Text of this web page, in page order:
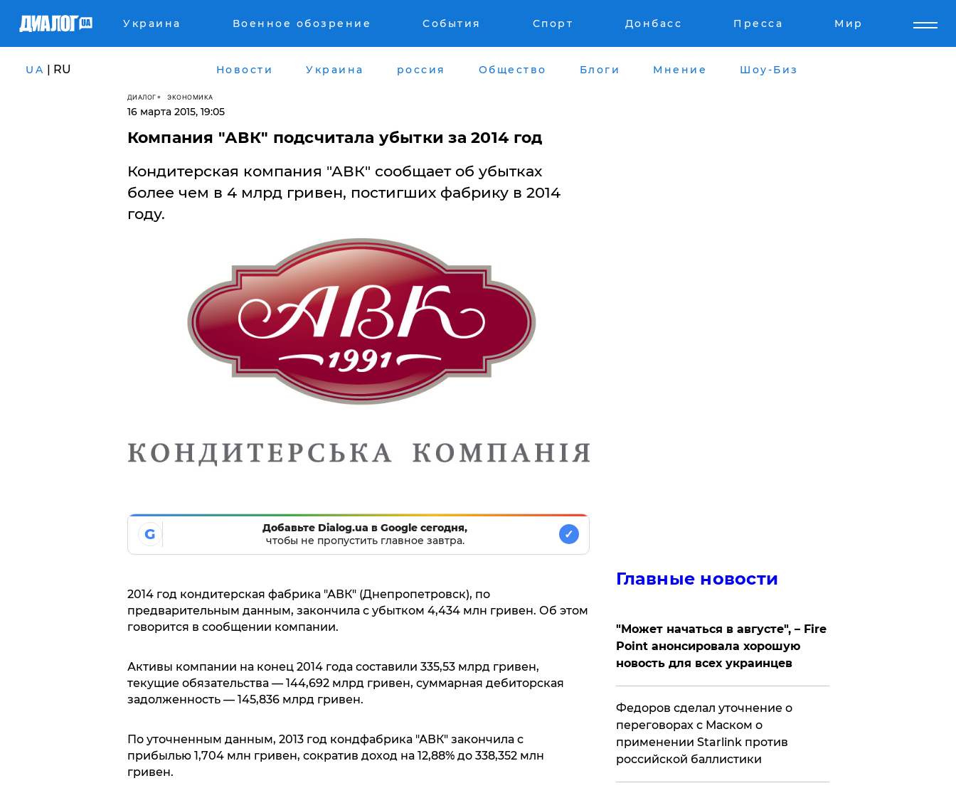
Украина Военное обозрение События Спорт Донбасс Пресса Мир
UA | RU Новости Украина россия Общество Блоги Мнение Шоу-Биз
ДИАЛОГ ЭКОНОМИКА
16 марта 2015, 19:05
Компания "АВК" подсчитала убытки за 2014 год
Кондитерская компания "АВК" сообщает об убытках
более чем в 4 млрд гривен, постигших фабрику в 2014
году.
G
Добавьте Dialog.ua в Google сегодня,
чтобы не пропустить главное завтра.
✓
2014 год кондитерская фабрика "АВК" (Днепропетровск), по
предварительным данным, закончила с убытком 4,434 млн гривен. Об этом
говорится в сообщении компании.
Активы компании на конец 2014 года составили 335,53 млрд гривен,
текущие обязательства — 144,692 млрд гривен, суммарная дебиторская
задолженность — 145,836 млрд гривен.
По уточненным данным, 2013 год кондфабрика "АВК" закончила с
прибылью 1,704 млн гривен, сократив доход на 12,88% до 338,352 млн
гривен.
Главные новости
"Может начаться в августе", – Fire
Point анонсировала хорошую
новость для всех украинцев
Федоров сделал уточнение о
переговорах с Маском о
применении Starlink против
российской баллистики